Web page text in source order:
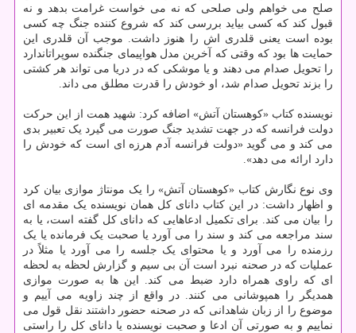
صلح می خواهم ولی صلحی که نه می خواست غرامت بدهد و نه
قبول کند که کسی بیاید بررسی کند که شروع کننده جنگ چه کسی
بوده است یعنی قلدری اش را هنوز داشت. موجب آن قلدری این
حمایت ها بود که وقتی که آخرین مدل هواپیمای جنگنده سوپراتاندارد
را تحویل صدام می دهند و یا موشکی که در دریا می تواند هر کشتی
را بزند تحویل صدام شد، او خودش را قدرت مطلق می داند.
نویسنده کتاب «کوهستان آتش» اضافه کرد: شهید همت از این حرکت
دولت فرانسه که در جهت تشدید جنگ صورت می گیرد یک تعبیر بدی
می کند و می گوید «دولت فرانسه آدم هرزه ای است که خودش را
دارد ارائه می دهد».
وی نوع نگارش کتاب «کوهستان آتش» را یک مونتاژ موازی بیان کرد
و اظهار داشت: در این کتاب دانای کل همان نویسنده یک مقدمه ای
را بیان می کند. برای تکمیل ادعاهایی که دانای کل گفته است، یا به
سند مراجعه می کند و سند را می آورد یا صحبت یک فرمانده یا یک
رزمنده را می آورد و یا محتوای یک جلسه را می آورد یا مثلاً در
عملیات که در صحنه نبرد است آن بی سیم و گزارش لحظه به لحظه
ای که راوی همراه دارد ضبط می کند. این ها به صورت موازی
همدیگر را همپوشانی می کنند. در واقع از چند زاویه می آییم و
موضوع را از زبان شاهدانی که در صحنه حضور داشتند نقل قول می
نماییم و به صورتی آن ادعا و صحبت نویسنده یا دانای کل را راستی